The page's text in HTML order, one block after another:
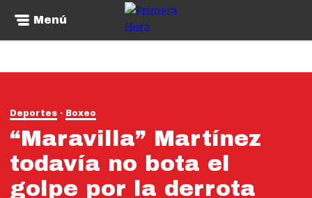
Menú
Deportes Boxeo
“Maravilla” Martínez
todavía no bota el
golpe por la derrota